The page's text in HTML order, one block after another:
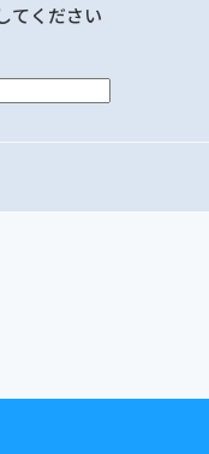
てください